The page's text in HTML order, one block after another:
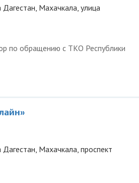
Дагестан, Махачкала, улица
по обращению с ТКО Республики
Дагестан, Махачкала, проспект